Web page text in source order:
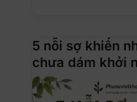
5 nỗi sợ khiến
chưa dám khởi